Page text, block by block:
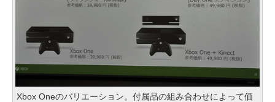
Xbox Oneのバリエーション。付属品の組み合わせによって価